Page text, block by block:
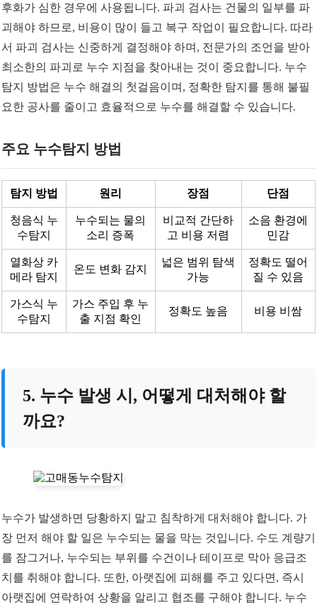
후화가 심한 경우에 사용됩니다. 파괴 검사는 건물의 일부를 파
괴해야 하므로, 비용이 많이 들고 복구 작업이 필요합니다. 따라
서 파괴 검사는 신중하게 결정해야 하며, 전문가의 조언을 받아
최소한의 파괴로 누수 지점을 찾아내는 것이 중요합니다. 누수
탐지 방법은 누수 해결의 첫걸음이며, 정확한 탐지를 통해 불필
요한 공사를 줄이고 효율적으로 누수를 해결할 수 있습니다.
주요 누수탐지 방법
탐지 방법 원리 장점 단점
청음식 누
수탐지
누수되는 물의
소리 증폭
비교적 간단하
고 비용 저렴
소음 환경에
민감
열화상 카
메라 탐지
온도 변화 감지
넓은 범위 탐색
가능
정확도 떨어
질 수 있음
가스식 누
수탐지
가스 주입 후 누
출 지점 확인
정확도 높음 비용 비쌈
5. 누수 발생 시, 어떻게 대처해야 할
까요?
누수가 발생하면 당황하지 말고 침착하게 대처해야 합니다. 가
장 먼저 해야 할 일은 누수되는 물을 막는 것입니다. 수도 계량기
를 잠그거나, 누수되는 부위를 수건이나 테이프로 막아 응급조
치를 취해야 합니다. 또한, 아랫집에 피해를 주고 있다면, 즉시
아랫집에 연락하여 상황을 알리고 협조를 구해야 합니다. 누수